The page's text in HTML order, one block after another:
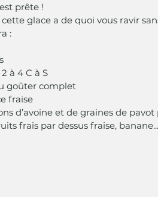
prête !
glace a de quoi vous ravir
:
à 4 C à S
goûter complet
fraise
d’avoine et de graines de
frais par dessus fraise, banane...